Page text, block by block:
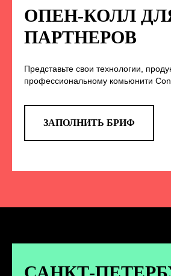
ОПЕН-КОЛЛ
ПАРТНЕРОВ
Представьте свои технологии,
профессиональному комьюнити
ЗАПОЛНИТЬ БРИФ
НА НАС В СОЦСЕТЯХ
TELEGRAM
анонс новых спикеров и другие
новости конференции